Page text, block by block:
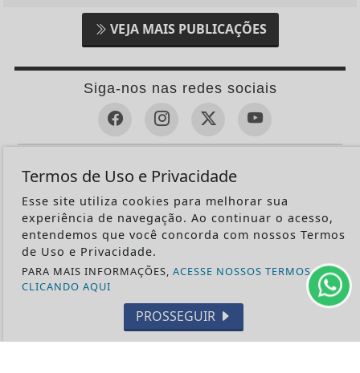
VEJA MAIS PUBLICAÇÕES
Siga-nos nas redes sociais
CRÔNICAS
NACIONAL
RELEMBRE
POLICIAL
GERAL
POLÍTICA
CONTOS DE DOMINGO
Termos de Uso e Privacidade
Esse site utiliza cookies para melhorar sua
experiência de navegação. Ao continuar o acesso,
entendemos que você concorda com nossos Termos
de Uso e Privacidade.
PARA MAIS INFORMAÇÕES, ACESSE NOSSOS TERMOS
CLICANDO AQUI
PROSSEGUIR